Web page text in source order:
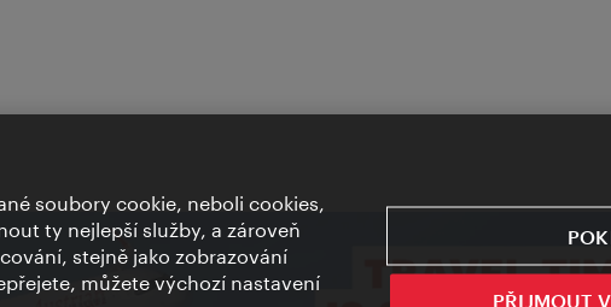
soubory cookie, neboli cookies,
ty nejlepší služby, a zároveň
stejně jako zobrazování
můžete výchozí nastavení
PŘIJMOUT